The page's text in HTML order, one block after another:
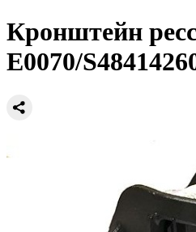
Кронштейн
E0070/